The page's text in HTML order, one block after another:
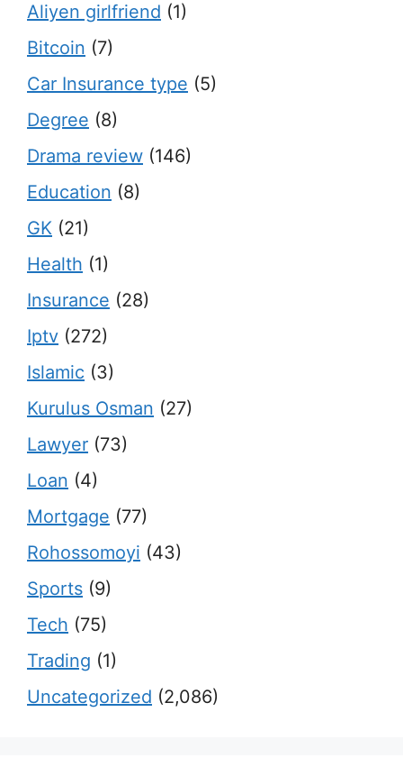
Aliyen girlfriend (1)
Bitcoin (7)
Car Insurance type (5)
Degree (8)
Drama review (146)
Education (8)
GK (21)
Health (1)
Insurance (28)
Iptv (272)
Islamic (3)
Kurulus Osman (27)
Lawyer (73)
Loan (4)
Mortgage (77)
Rohossomoyi (43)
Sports (9)
Tech (75)
Trading (1)
Uncategorized (2,086)